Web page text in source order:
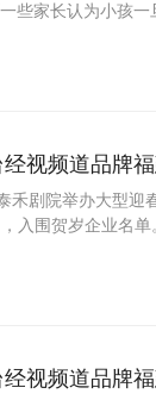
些家长认为小孩
视频道品牌
禾剧院举办大型迎
入围贺岁企业名
视频道品牌